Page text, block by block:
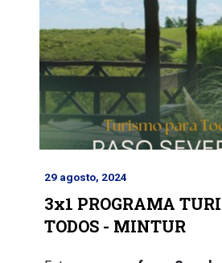
29 agosto, 2024
3x1 PROGRAMA
TODOS - MINTUR